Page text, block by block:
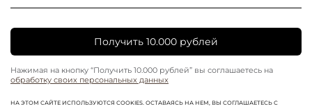
Получить 10.000 рублей
Нажимая на кнопку “Получить 10.000 рублей” вы соглашаетесь на
обработку своих персональных данных
НА ЭТОМ САЙТЕ ИСПОЛЬЗУЮТСЯ COOKIES. ОСТАВАЯСЬ НА НЕМ, ВЫ СОГЛАШАЕТЕСЬ С